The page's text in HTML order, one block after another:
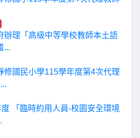
辦理「高級中等學校教師本土語
...
修國民小學115學年度第4次代理
「臨時約用人員-校園安全環境